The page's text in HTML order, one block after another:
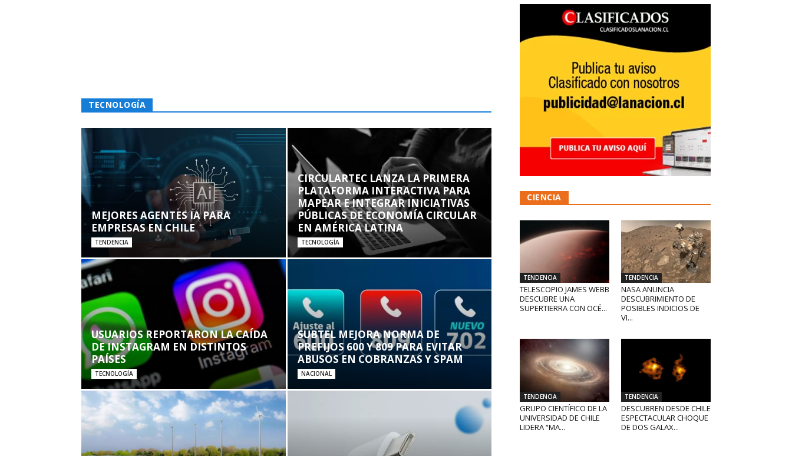
TECNOLOGÍA
MEJORES AGENTES IA PARA
EMPRESAS EN CHILE
TENDENCIA
CIRCULARTEC LANZA LA PRIMERA
PLATAFORMA INTERACTIVA PARA
MAPEAR E INTEGRAR INICIATIVAS
PÚBLICAS DE ECONOMÍA CIRCULAR
EN AMÉRICA LATINA
TECNOLOGÍA
USUARIOS REPORTARON LA CAÍDA
DE INSTAGRAM EN DISTINTOS
PAÍSES
TECNOLOGÍA
SUBTEL MEJORA NORMA DE
PREFIJOS 600 Y 809 PARA EVITAR
ABUSOS EN COBRANZAS Y SPAM
NACIONAL
CIENCIA
TENDENCIA
TELESCOPIO JAMES WEBB
DESCUBRE UNA
SUPERTIERRA CON OCÉ...
TENDENCIA
NASA ANUNCIA
DESCUBRIMIENTO DE
POSIBLES INDICIOS DE
VI...
TENDENCIA
GRUPO CIENTÍFICO DE LA
UNIVERSIDAD DE CHILE
LIDERA “MA...
TENDENCIA
DESCUBREN DESDE CHILE
ESPECTACULAR CHOQUE
DE DOS GALAX...